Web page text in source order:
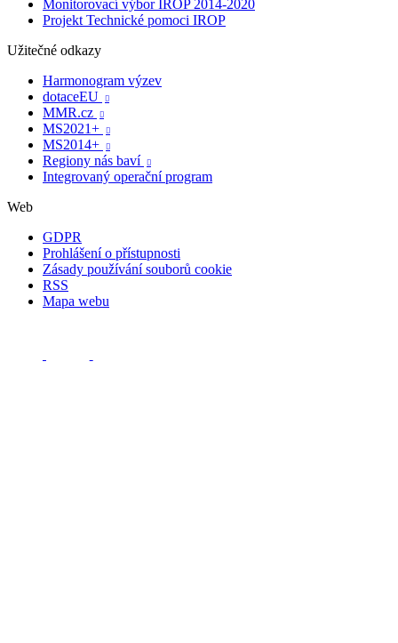
Monitorovací výbor IROP 2014-2020
Projekt Technické pomoci IROP
Užitečné odkazy
Harmonogram výzev
dotaceEU

MMR.cz 
MS2021+ 
MS2014+ 
Regiony nás baví 
Integrovaný operační program
Web
GDPR
Prohlášení o přístupnosti
Zásady používání souborů cookie
RSS
Mapa webu